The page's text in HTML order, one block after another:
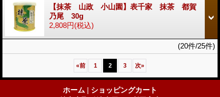
【抹茶 山政 小山園】表千家 抹茶 都賀
乃尾 30g
2,808円(税込)
(20件/25件)
«前 1 2 3 次»
ホーム | ショッピングカート